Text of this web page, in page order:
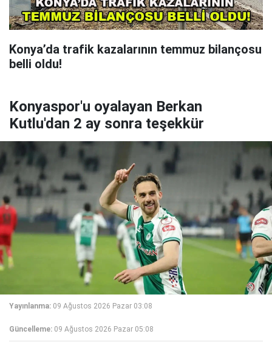
Konya’da trafik kazalarının temmuz bilançosu
belli oldu!
Konyaspor'u oyalayan Berkan
Kutlu'dan 2 ay sonra teşekkür
Yayınlanma: 09 Ağustos 2026 Pazar 03:08
Güncelleme: 09 Ağustos 2026 Pazar 05:08